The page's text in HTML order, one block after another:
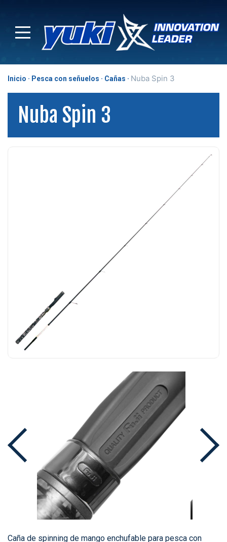
Inicio Pesca con señuelos Cañas Nuba Spin 3
Nuba Spin 3
Caña de spinning de mango enchufable para pesca con